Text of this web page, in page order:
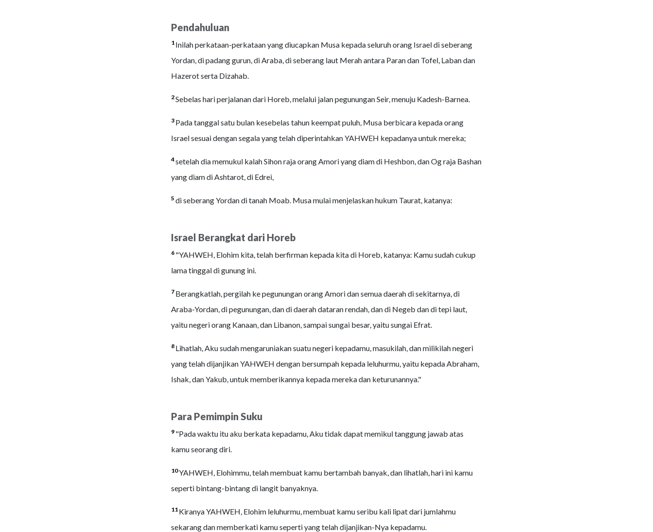
Pendahuluan
1 Inilah perkataan-perkataan yang diucapkan Musa kepada seluruh orang Israel di seberang
Yordan, di padang gurun, di Araba, di seberang laut Merah antara Paran dan Tofel, Laban dan
Hazerot serta Dizahab.
2Sebelas hari perjalanan dari Horeb, melalui jalan pegunungan Seir, menuju Kadesh-Barnea.
3 Pada tanggal satu bulan kesebelas tahun keempat puluh, Musa berbicara kepada orang
Israel sesuai dengan segala yang telah diperintahkan YAHWEH kepadanya untuk mereka;
4setelah dia memukul kalah Sihon raja orang Amori yang diam di Heshbon, dan Og raja Bashan
yang diam di Ashtarot, di Edrei,
5 di seberang Yordan di tanah Moab. Musa mulai menjelaskan hukum Taurat, katanya:
Israel Berangkat dari Horeb
6 "YAHWEH, Elohim kita, telah berfirman kepada kita di Horeb, katanya: Kamu sudah cukup
lama tinggal di gunung ini.
7 Berangkatlah, pergilah ke pegunungan orang Amori dan semua daerah di sekitarnya, di
Araba-Yordan, di pegunungan, dan di daerah dataran rendah, dan di Negeb dan di tepi laut,
yaitu negeri orang Kanaan, dan Libanon, sampai sungai besar, yaitu sungai Efrat.
8 Lihatlah, Aku sudah mengaruniakan suatu negeri kepadamu, masukilah, dan milikilah negeri
yang telah dijanjikan YAHWEH dengan bersumpah kepada leluhurmu, yaitu kepada Abraham,
Ishak, dan Yakub, untuk memberikannya kepada mereka dan keturunannya."
Para Pemimpin Suku
9 "Pada waktu itu aku berkata kepadamu, Aku tidak dapat memikul tanggung jawab atas
kamu seorang diri.
10YAHWEH, Elohimmu, telah membuat kamu bertambah banyak, dan lihatlah, hari ini kamu
seperti bintang-bintang di langit banyaknya.
11 Kiranya YAHWEH, Elohim leluhurmu, membuat kamu seribu kali lipat dari jumlahmu
sekarang dan memberkati kamu seperti yang telah dijanjikan-Nya kepadamu.